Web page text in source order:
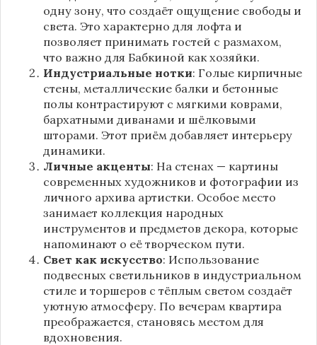
одну зону, что создаёт ощущение свободы и
света. Это характерно для лофта и
позволяет принимать гостей с размахом,
что важно для Бабкиной как хозяйки.
Индустриальные нотки: Голые кирпичные
стены, металлические балки и бетонные
полы контрастируют с мягкими коврами,
бархатными диванами и шёлковыми
шторами. Этот приём добавляет интерьеру
динамики.
Личные акценты: На стенах — картины
современных художников и фотографии из
личного архива артистки. Особое место
занимает коллекция народных
инструментов и предметов декора, которые
напоминают о её творческом пути.
Свет как искусство: Использование
подвесных светильников в индустриальном
стиле и торшеров с тёплым светом создаёт
уютную атмосферу. По вечерам квартира
преображается, становясь местом для
вдохновения.